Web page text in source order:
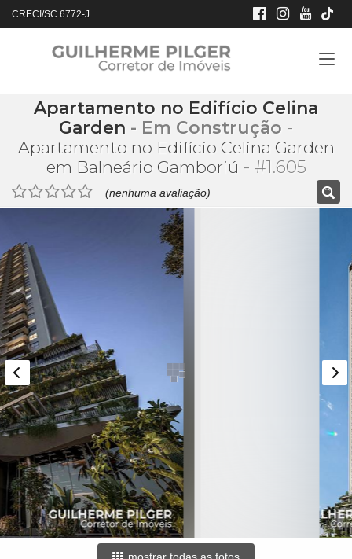
CRECI/SC 6772-J
Apartamento no Edifício Celina
Garden - Em Construção -
Apartamento no Edifício Celina Garden
em Balneário Gamboriú - #1.605
(nenhuma avaliação)